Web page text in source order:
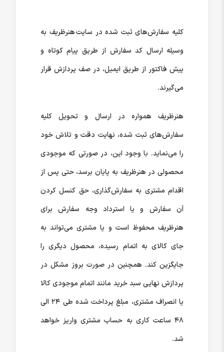
کلیه سفارش‌‏های ثبت شده در سایت هنرظریف به
وسیله ارسال کد سفارش از طریق پیام کوتاه و
پیش فاکتور از طریق ایمیل، در صف پردازش قرار
می‏‌گیرند.
هنرظریف همواره در ارسال و تحویل کلیه
سفارش‌‏های ثبت شده، نهایت دقت و تلاش خود
را می‏‌نماید. با وجود این، در صورتی که موجودی
محصولی در هنرظریف به پایان برسد، حتی پس از
اقدام مشتری به سفارش‌‏گذاری، حق کنسل کردن
آن سفارش و یا استرداد وجه سفارش برای
هنرظریف محفوظ است و یا مشتری می‏‌تواند به
جای کالای به اتمام رسیده، محصول دیگری را
جایگزین کند. همچنین در صورت بروز مشکل در
پردازش نهایی سبد خرید مانند اتمام موجودی کالا
یا انصراف مشتری، مبلغ پرداخت شده طی ۲۴ الی
۴۸ ساعت کاری به حساب مشتری واریز خواهد
شد.